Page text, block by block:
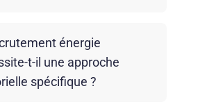
de nouvelles compétences
intelligents, efficacité
tout en faisant évoluer les
énergie
t-il une approche
spécifique ?